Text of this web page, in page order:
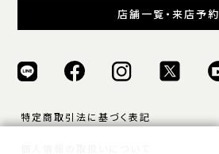
店舗一覧・来店予約
特定商取引法に基づく表記